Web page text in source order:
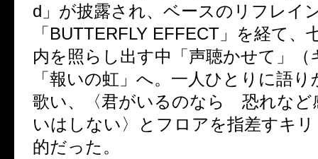
d」が披露され、ベースのリフレイ
「BUTTERFLY EFFECT」を経て、
内を照らし出す中「声聴かせて」（
「報いの虹」へ。一人ひとりに語
歌い、〈君がいるのなら 恐れなど
いはしない〉とフロアを指差すキ
的だった。